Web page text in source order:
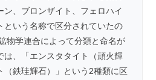
ン、ブロンザイト、フェロハイ
という名称で区分されていたの
物学連合によって分類と命名が
は、「エンスタタイト（頑火輝
（鉄珪輝石）」という2種類に区